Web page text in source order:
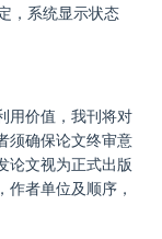
，系统显示状态
用价值，我刊将对
须确保论文终审意
论文视为正式出版
者单位及顺序，